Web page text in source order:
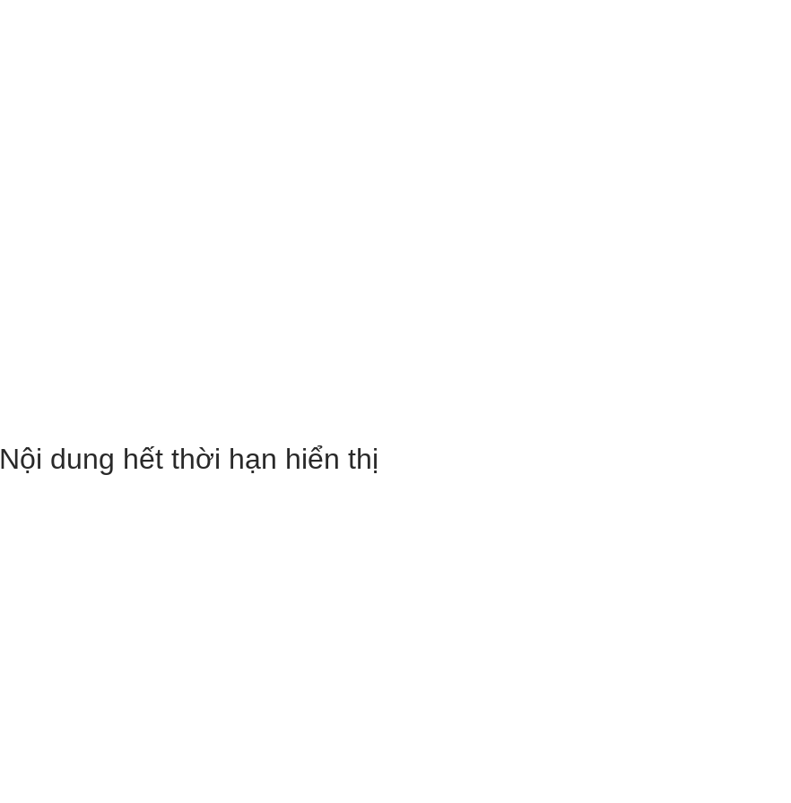
Nội dung hết thời hạn hiển thị